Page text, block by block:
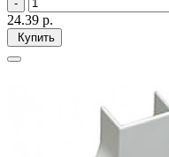
24.39 р.
Купить